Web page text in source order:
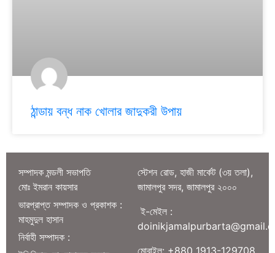
ঠান্ডায় বন্ধ নাক খোলার জাদুকরী উপায়
সম্পাদক মন্ডলী সভাপতি
মোঃ ইমরান কায়সার
ভারপ্রাপ্ত সম্পাদক ও প্রকাশক :
মাহমুদুল হাসান
নির্বাহী সম্পাদক :
স্টেশন রোড, হাজী মার্কেট (৩য় তলা),
জামালপুর সদর, জামালপুর ২০০০
ই-মেইল :
মোবাইল: +880 1913-129708